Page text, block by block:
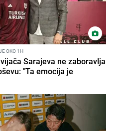
OKO 1H
Sarajeva ne zaboravlja
"Ta emocija je